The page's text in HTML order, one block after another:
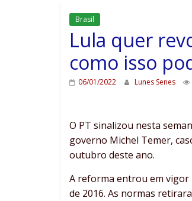
Brasil
Lula quer
como isso
06/01/2022 Lunes Senes
O PT sinalizou nesta
governo Michel Temer,
outubro deste ano.
A reforma entrou em vigor
de 2016. As normas